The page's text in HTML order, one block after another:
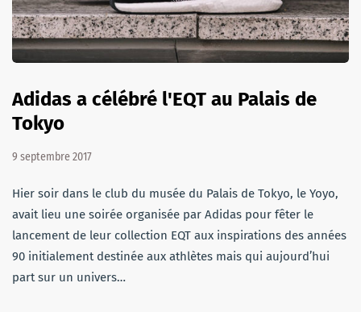
Adidas a célébré l'EQT au Palais de
Tokyo
9 septembre 2017
Hier soir dans le club du musée du Palais de Tokyo, le Yoyo,
avait lieu une soirée organisée par Adidas pour fêter le
lancement de leur collection EQT aux inspirations des années
90 initialement destinée aux athlètes mais qui aujourd’hui
part sur un univers…